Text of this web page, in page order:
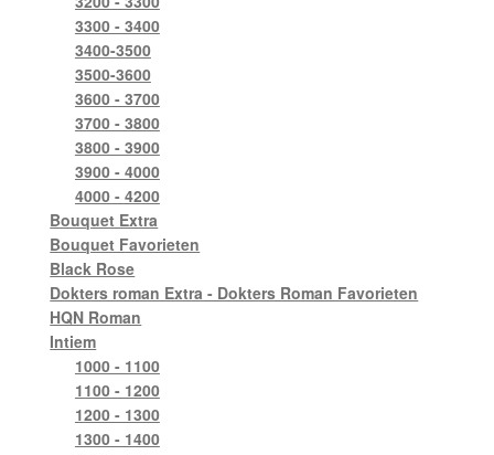
3300 - 3400
3400-3500
3500-3600
3600 - 3700
3700 - 3800
3800 - 3900
3900 - 4000
4000 - 4200
Bouquet Extra
Bouquet Favorieten
Black Rose
Dokters roman Extra - Dokters Roman Favorieten
HQN Roman
Intiem
1000 - 1100
1100 - 1200
1200 - 1300
1300 - 1400